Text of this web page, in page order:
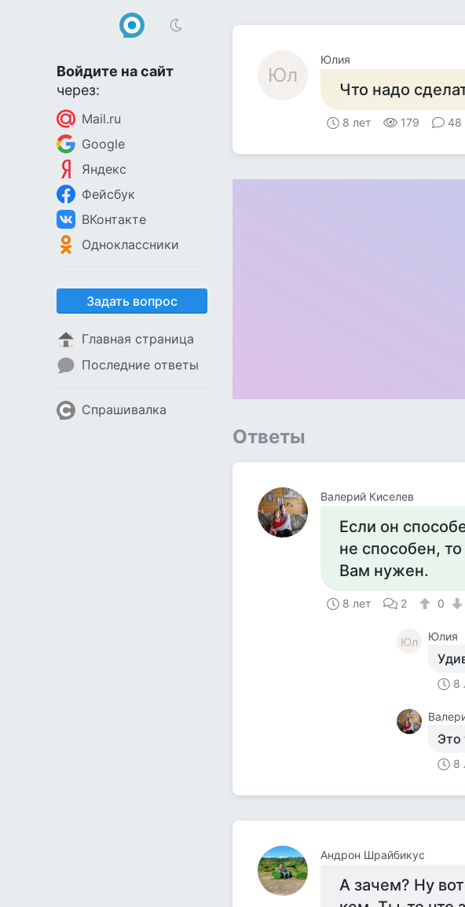
Войдите на сайт
через:
Mail.ru
Google
Яндекс
Фейсбук
ВКонтакте
Одноклассники
Задать вопрос
Главная страница
Последние ответы
Спрашивалка
Юл
Юлия
Что надо
8 лет 179 48
Ответы
Валерий Киселев
Если он
не способен,
Вам нужен.
8 лет 2 0
Юл Юлия
8
Это
8
Андрон Шрайбикус
А зачем? Ну